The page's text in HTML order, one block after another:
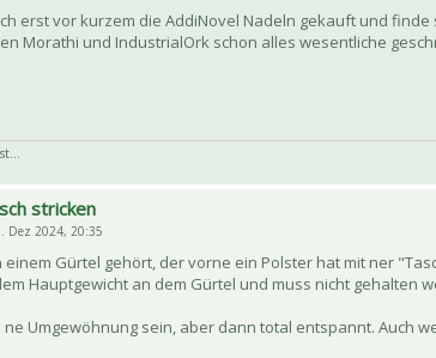
erst vor kurzem die AddiNovel Nadeln gekauft und
Morathi und IndustrialOrk schon alles wesentliche
stricken
Dez 2024, 20:35
einem Gürtel gehört, der vorne ein Polster hat mit ner
Hauptgewicht an dem Gürtel und muss nicht
ne Umgewöhnung sein, aber dann total entspannt. Auch